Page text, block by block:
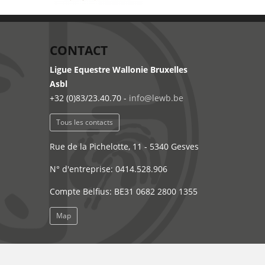
CONTACT
Ligue Equestre Wallonie Bruxelles
Asbl
+32 (0)83/23.40.70 - info@lewb.be
Tous les contacts
Rue de la Pichelotte, 11 - 5340 Gesves
N° d'entreprise: 0414.528.906
Compte Belfius: BE31 0682 2800 1355
Map